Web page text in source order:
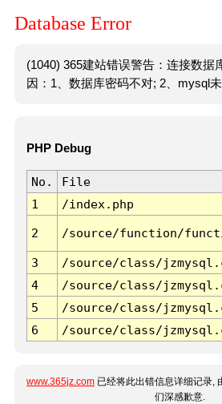
Database Error
(1040) 365建站错误警告：连接数据
因：1、数据库密码不对; 2、mysql未
PHP Debug
No. File
1
/index.php
2 /source/function/
3 /source/class/
4
/source/class/
5
/source/class/
6
/source/class/
www.365jz.com 已经将此出错信息详细记录,
们深感歉意.